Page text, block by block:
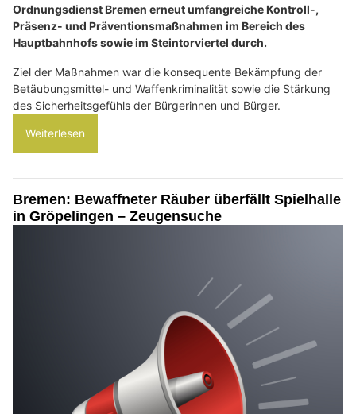
Ordnungsdienst Bremen erneut umfangreiche Kontroll-,
Präsenz- und Präventionsmaßnahmen im Bereich des
Hauptbahnhofs sowie im Steintorviertel durch.
Ziel der Maßnahmen war die konsequente Bekämpfung der
Betäubungsmittel- und Waffenkriminalität sowie die Stärkung
des Sicherheitsgefühls der Bürgerinnen und Bürger.
Weiterlesen
Bremen: Bewaffneter Räuber überfällt Spielhalle
in Gröpelingen – Zeugensuche